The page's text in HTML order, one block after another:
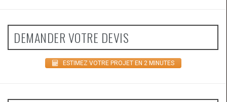
DEMANDER VOTRE DEVIS
ESTIMEZ VOTRE PROJET EN 2 MINUTES